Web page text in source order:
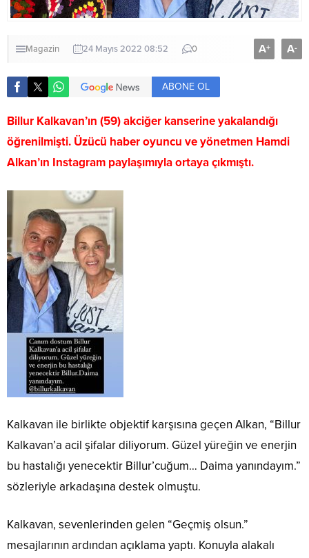
Magazin 24 Mayıs 2022 08:52 0 A+ A-
ABONE OL
Billur Kalkavan’ın (59) akciğer kanserine yakalandığı
öğrenilmişti. Üzücü haber oyuncu ve yönetmen Hamdi
Alkan’ın Instagram paylaşımıyla ortaya çıkmıştı.
Kalkavan ile birlikte objektif karşısına geçen Alkan, “Billur
Kalkavan’a acil şifalar diliyorum. Güzel yüreğin ve enerjin
bu hastalığı yenecektir Billur’cuğum… Daima yanındayım.”
sözleriyle arkadaşına destek olmuştu.
Kalkavan, sevenlerinden gelen “Geçmiş olsun.”
mesajlarının ardından açıklama yaptı. Konuyla alakalı